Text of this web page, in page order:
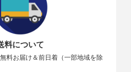
料について
料お届け＆前日着（一部地域を除